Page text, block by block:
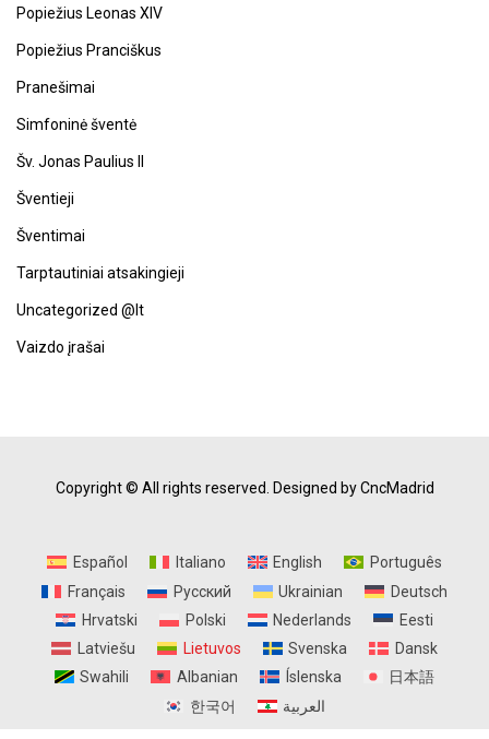
Popiežius Leonas XIV
Popiežius Pranciškus
Pranešimai
Simfoninė šventė
Šv. Jonas Paulius II
Šventieji
Šventimai
Tarptautiniai atsakingieji
Uncategorized @lt
Vaizdo įrašai
Copyright © All rights reserved. Designed by CncMadrid
Español Italiano English
Português
Français
Русский Ukrainian
Deutsch
Hrvatski
Polski Nederlands
Eesti
Latviešu
Lietuvos Svenska
Dansk
Swahili
Albanian Íslenska
日本語
한국어
العربية